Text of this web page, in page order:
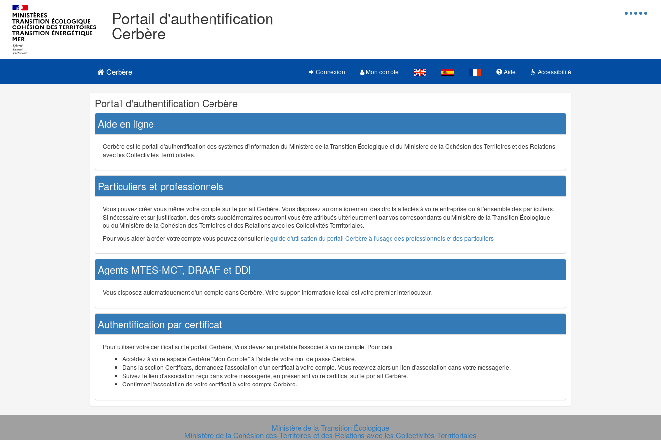
Menu
Portail d'authentification
Cerbère
Navigation
Menu principal
Cerbère Connexion Mon compte Aide Accessibilité
Navigation
et
outils
annexes
Portail d'authentification Cerbère
Aide en ligne
Cerbère est le portail d'authentification des systèmes d'information du Ministère de la Transition Écologique et du Ministère de la Cohésion des Territoires et des Relations
avec les Collectivités Terrritoriales.
Particuliers et professionnels
Vous pouvez créer vous même votre compte sur le portail Cerbère. Vous disposez automatiquement des droits affectés à votre entreprise ou à l'ensemble des particuliers.
Si nécessaire et sur justification, des droits supplémentaires pourront vous être attribués ultérieurement par vos correspondants du Ministère de la Transition Écologique
ou du Ministère de la Cohésion des Territoires et des Relations avec les Collectivités Terrritoriales.
Pour vous aider à créer votre compte vous pouvez consulter le guide d'utilisation du portail Cerbère à l'usage des professionnels et des particuliers
Agents MTES-MCT, DRAAF et DDI
Vous disposez automatiquement d'un compte dans Cerbère. Votre support informatique local est votre premier interlocuteur.
Authentification par certificat
Pour utiliser votre certificat sur le portail Cerbère, Vous devez au prélable l'associer à votre compte. Pour cela :
Accédez à votre espace Cerbère "Mon Compte" à l'aide de votre mot de passe Cerbère.
Dans la section Certificats, demandez l'association d'un certificat à votre compte. Vous recevrez alors un lien d'association dans votre messagerie.
Suivez le lien d'association reçu dans votre messagerie, en présentant votre certificat sur le portail Cerbère.
Confirmez l'association de votre certificat à votre compte Cerbère.
Ministère de la Transition Écologique
Ministère de la Cohésion des Territoires et des Relations avec les Collectivités Terrritoriales